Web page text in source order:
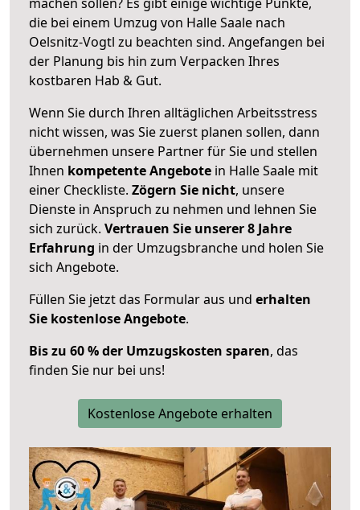
die bei einem Umzug von Halle Saale nach
Oelsnitz-Vogtl zu beachten sind. Angefangen bei
der Planung bis hin zum Verpacken Ihres
kostbaren Hab & Gut.
Wenn Sie durch Ihren alltäglichen Arbeitsstress
nicht wissen, was Sie zuerst planen sollen, dann
übernehmen unsere Partner für Sie und stellen
Ihnen kompetente Angebote in Halle Saale mit
einer Checkliste. Zögern Sie nicht, unsere
Dienste in Anspruch zu nehmen und lehnen Sie
sich zurück. Vertrauen Sie unserer 8 Jahre
Erfahrung in der Umzugsbranche und holen Sie
sich Angebote.
Füllen Sie jetzt das Formular aus und erhalten
Sie kostenlose Angebote.
Bis zu 60 % der Umzugskosten sparen, das
finden Sie nur bei uns!
Kostenlose Angebote erhalten